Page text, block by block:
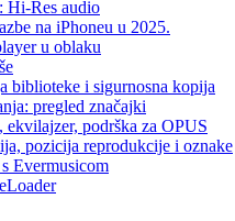
Hi-Res audio
na iPhoneu u 2025.
u oblaku
biblioteke i sigurnosna kopija
pregled značajki
podrška za OPUS
pozicija reprodukcije i oznake
Evermusicom